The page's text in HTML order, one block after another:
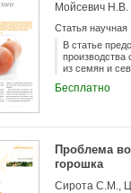
Мойсевич Н.В.
Статья научная
В статье
производства
из семян и
культуре.
Бесплатно
Проблема
горошка
Сирота С.М.,